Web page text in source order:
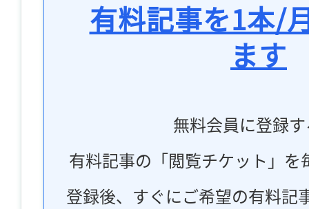
有料記事を1本/
ます
無料会員に登録
有料記事の「閲覧チケット」
登録後、すぐにご希望の有料記